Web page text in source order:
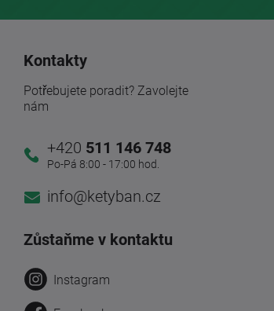
Kontakty
Potřebujete poradit? Zavolejte
nám
+420 511 146 748
Po-Pá 8:00 - 17:00 hod.
info@ketyban.cz
Zůstaňme v kontaktu
Instagram